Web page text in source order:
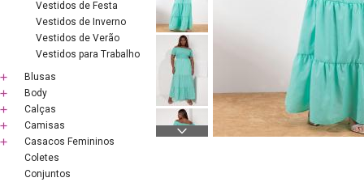
Vestidos de Festa
Vestidos de Inverno
Vestidos de Verão
Vestidos para Trabalho
Blusas
Body
Calças
Camisas
Casacos Femininos
Coletes
Conjuntos